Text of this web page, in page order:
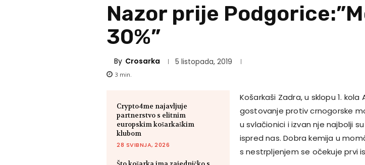
Nazor prije
30%”
By Crosarka 5 listopada, 2019
3 min.
Crypto4me najavljuje
partnerstvo s elitnim
europskim košarkaškim
klubom
28 SVIBNJA, 2026
Košarkaši Zadra, u sklopu 1.
gostovanje protiv crnogorske
u svlačionici i izvan nje najbolji
ispred nas. Dobra kemija u
s nestrpljenjem se očekuje prvi